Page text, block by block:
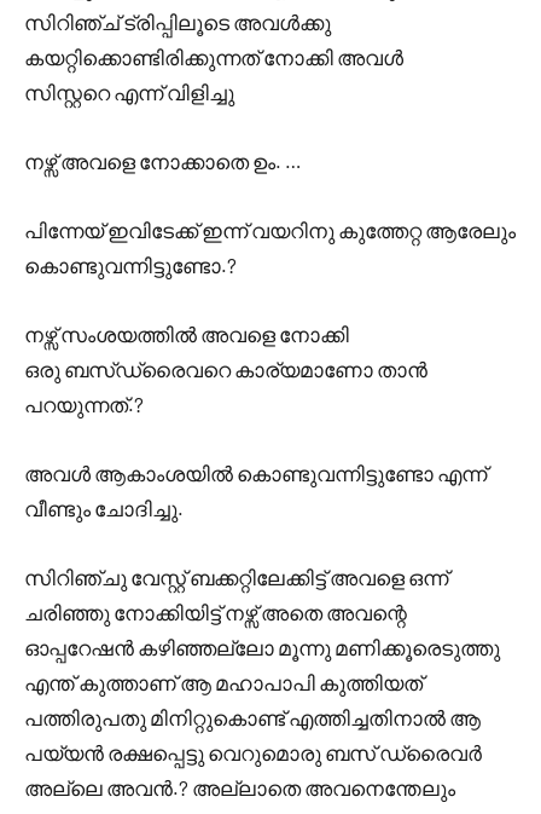
സിറിഞ്ച് ട്രിപ്പിലൂടെ അവൾക്കു
കയറ്റിക്കൊണ്ടിരിക്കുന്നത് നോക്കി അവൾ
സിസ്റ്ററെ എന്ന് വിളിച്ചു
നഴ്സ് അവളെ നോക്കാതെ ഉം. …
പിന്നേയ് ഇവിടേക്ക് ഇന്ന് വയറിനു കുത്തേറ്റ ആരേലും
കൊണ്ടുവന്നിട്ടുണ്ടോ.?
നഴ്സ് സംശയത്തിൽ അവളെ നോക്കി
ഒരു ബസ്ഡ്രൈവറെ കാര്യമാണോ താൻ
പറയുന്നത്.?
അവൾ ആകാംശയിൽ കൊണ്ടുവന്നിട്ടുണ്ടോ എന്ന്
വീണ്ടും ചോദിച്ചു.
സിറിഞ്ചു വേസ്റ്റ് ബക്കറ്റിലേക്കിട്ട് അവളെ ഒന്ന്
ചരിഞ്ഞു നോക്കിയിട്ട് നഴ്സ് അതെ അവന്റെ
ഓപ്പറേഷൻ കഴിഞ്ഞല്ലോ മൂന്നു മണിക്കൂരെടുത്തു
എന്ത് കുത്താണ് ആ മഹാപാപി കുത്തിയത്
പത്തിരുപതു മിനിറ്റുകൊണ്ട് എത്തിച്ചതിനാൽ ആ
പയ്യൻ രക്ഷപ്പെട്ടു വെറുമൊരു ബസ് ഡ്രൈവർ
അല്ലെ അവൻ.? അല്ലാതെ അവനെന്തേലും